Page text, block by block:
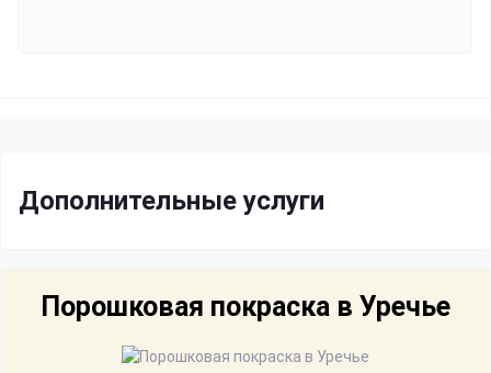
Дополнительные услуги
Порошковая покраска в Уречье